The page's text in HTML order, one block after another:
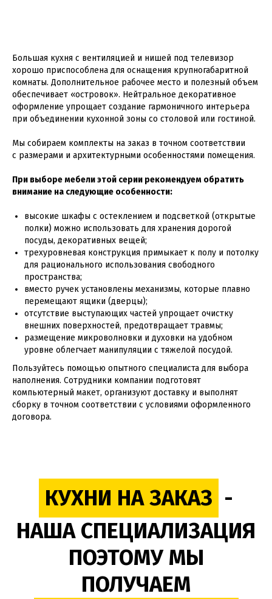
Большая кухня с вентиляцией и нишей под телевизор
хорошо приспособлена для оснащения крупногабаритной
комнаты. Дополнительное рабочее место и полезный объем
обеспечивает «островок». Нейтральное декоративное
оформление упрощает создание гармоничного интерьера
при объединении кухонной зоны со столовой или гостиной.
Мы собираем комплекты на заказ в точном соответствии
с размерами и архитектурными особенностями помещения.
При выборе мебели этой серии рекомендуем обратить
внимание на следующие особенности:
высокие шкафы с остеклением и подсветкой (открытые
полки) можно использовать для хранения дорогой
посуды, декоративных вещей;
трехуровневая конструкция примыкает к полу и потолку
для рационального использования свободного
пространства;
вместо ручек установлены механизмы, которые плавно
перемещают ящики (дверцы);
отсутствие выступающих частей упрощает очистку
внешних поверхностей, предотвращает травмы;
размещение микроволновки и духовки на удобном
уровне облегчает манипуляции с тяжелой посудой.
Пользуйтесь помощью опытного специалиста для выбора
наполнения. Сотрудники компании подготовят
компьютерный макет, организуют доставку и выполнят
сборку в точном соответствии с условиями оформленного
договора.
КУХНИ НА ЗАКАЗ -
НАША СПЕЦИАЛИЗАЦИЯ
ПОЭТОМУ МЫ
ПОЛУЧАЕМ